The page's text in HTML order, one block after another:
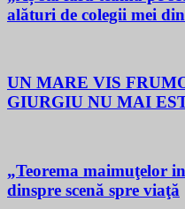
alături de colegii mei
UN MARE VIS
GIURGIU NU MAI
„Teorema maimuţelor
dinspre scenă spre viaţă